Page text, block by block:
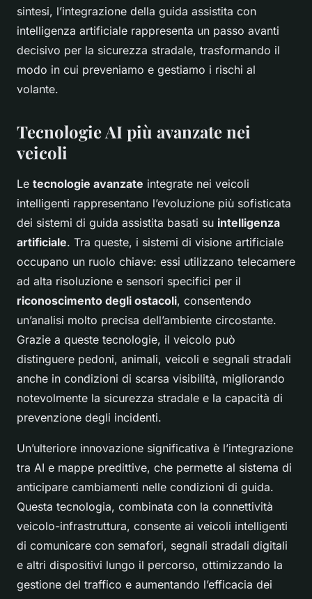
sintesi, l’integrazione della guida assistita con
intelligenza artificiale rappresenta un passo avanti
decisivo per la sicurezza stradale, trasformando il
modo in cui preveniamo e gestiamo i rischi al
volante.
Tecnologie AI più avanzate nei
veicoli
Le tecnologie avanzate integrate nei veicoli
intelligenti rappresentano l’evoluzione più sofisticata
dei sistemi di guida assistita basati su intelligenza
artificiale. Tra queste, i sistemi di visione artificiale
occupano un ruolo chiave: essi utilizzano telecamere
ad alta risoluzione e sensori specifici per il
riconoscimento degli ostacoli, consentendo
un’analisi molto precisa dell’ambiente circostante.
Grazie a queste tecnologie, il veicolo può
distinguere pedoni, animali, veicoli e segnali stradali
anche in condizioni di scarsa visibilità, migliorando
notevolmente la sicurezza stradale e la capacità di
prevenzione degli incidenti.
Un’ulteriore innovazione significativa è l’integrazione
tra AI e mappe predittive, che permette al sistema di
anticipare cambiamenti nelle condizioni di guida.
Questa tecnologia, combinata con la connettività
veicolo-infrastruttura, consente ai veicoli intelligenti
di comunicare con semafori, segnali stradali digitali
e altri dispositivi lungo il percorso, ottimizzando la
gestione del traffico e aumentando l’efficacia dei